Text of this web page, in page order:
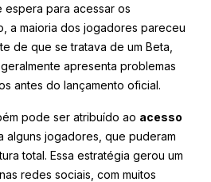
espera para acessar os
a maioria dos jogadores pareceu
de que se tratava de um Beta,
apresenta problemas
antes do lançamento oficial.
pode ser atribuído ao acesso
alguns jogadores, que puderam
total. Essa estratégia gerou um
redes sociais, com muitos